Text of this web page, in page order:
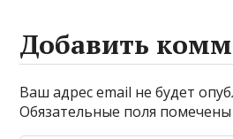
Добавить
Ваш адрес email не будет
Обязательные поля